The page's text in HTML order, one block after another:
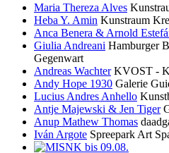
Maria Thereza Alves
Heba Y. Amin Kunstraum
Anca Benera & Arnold
Giulia Andreani Hamburger
Gegenwart
Andreas Wachter KVOST -
Andy Hope 1930 Galerie
Lucius Andres Anhello
Antje Majewski & Jen Tiger
Anup Mathew Thomas
Iván Argote Spreepark Art